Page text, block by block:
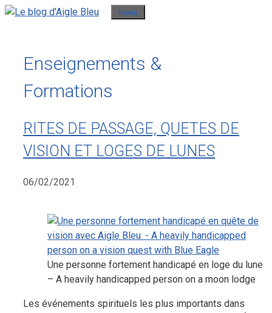
Aller
Menu
Enseignements &
Formations
RITES DE PASSAGE, QUETES DE
VISION ET LOGES DE LUNES
06/02/2021
Une personne fortement handicapé en loge du lune
– A heavily handicapped person on a moon lodge
Les événements spirituels les plus importants dans